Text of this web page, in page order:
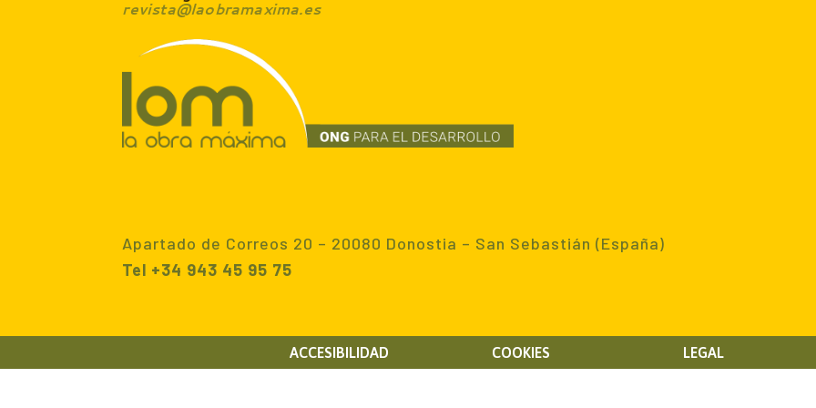
revista@laobramaxima.es
Apartado de Correos 20 – 20080 Donostia – San Sebastián (España)
Tel +34 943 45 95 75
ACCESIBILIDAD COOKIES LEGAL